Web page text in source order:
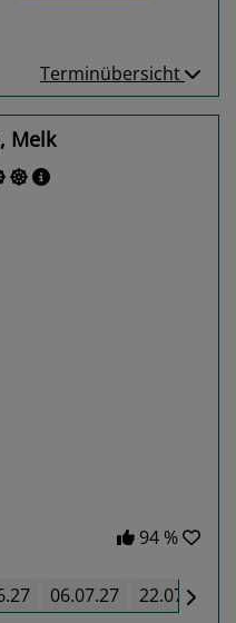
Terminübersicht
Melk
94 %
06.07.27 22.07.27